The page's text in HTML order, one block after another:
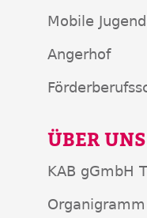
Mobile
Angerhof
ÜBER UNS
KAB gGmbH
Organigramm